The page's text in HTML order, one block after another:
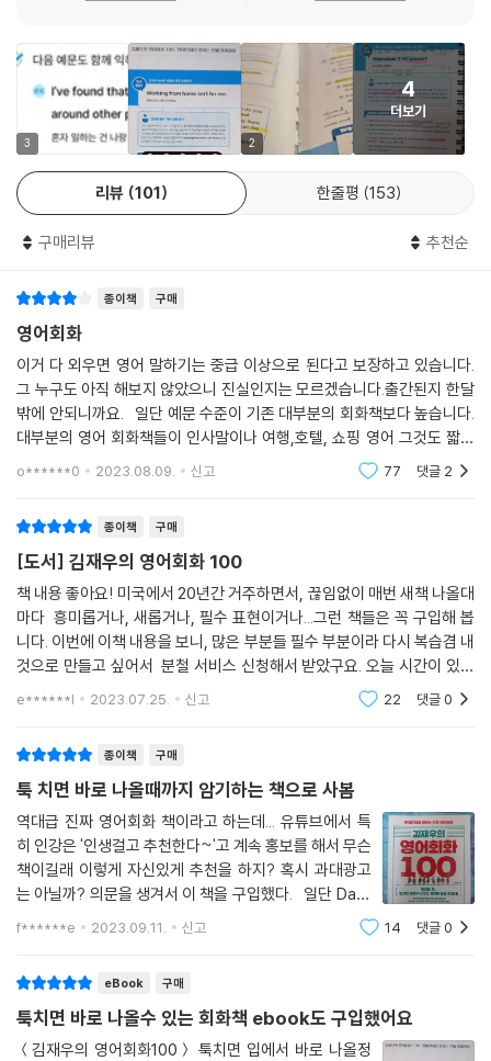
Are you drinking coffee at this hour?
DAY 028 쓰임새가 다양한 grab 활용하기
You wanna grab some breakfast?
DAY 029 적응/익숙함에 대해 말하기
I can’t really get used to the smell.
DAY 031 think of A as B로 비유 나타내기
Think of it as a compliment.
DAY 032 상대에 대한 이해 표현하기
That explains why you have a southern accent.
I just wanted to make sure we are still on for tonight.
DAY 034 기대 또는 고대하는 일 말하기
I look forward to hearing from you.
DAY 035 기분이나 느낌 자연스럽게 묻기
What is it like working as an Analytical Lead at Google?
I’d like to get this steak cooked a little more.
DAY 037 무엇을 할 것인지 물어보기
What are you up to tomorrow night?
DAY 038 타이밍에 대해 말하기
You caught me just in time.
Is that for here or to go?
DAY 040 How를 이용해 의견 묻기
주 사용하는 보편적인 표현으로 구성
네 번째, 이 책으로 말하기를 연습했을 때 원어민과 대화하기가 수월해지
고, 미드를 시청하면서 ‘듣기’가 원활해질 수 있도록 구성
다섯 번째, 아무리 좋은 원어민식 표현도 내 입에 안 붙으면 “빛 좋은 개살
구”라는 점을 고려해 입에 착 붙을 수 있는 표현과 문장으로 된 대화문으로
구성
여섯 번째, 원어민이 입에 달고 사는 패턴과 표현을 최대한 농축함으로써 1
가르치고 밀도있게 관찰하면서 한국인의 영어와 원어민의 영어의 차이점
을 누구보다 잘 알기에, 외국에 나가지 않아도 충분히 원어민처럼 구사할
수 있도록 20년 영어 교육 노하우를 집약한 책이 바로 『김재우의 영어회화
100』이다.
이제 막 영어에 관심을 갖게 된 분들에게는 바로 써먹을 수 있는 알짜 영어
표현을 알려주고, 말은 통하지만 아직도 단답형에 머물어 답답함을 느끼는
다면 100일 후, 분명 당신의 입에서 나오는 영어에 놀랄 것이다!
3 2
4
더보기
리뷰 101 한줄평 153
구매리뷰 추천순
종이책 구매
영어회화
이거 다 외우면 영어 말하기는 중급 이상으로 된다고 보장하고 있습니다.
그 누구도 아직 해보지 않았으니 진실인지는 모르겠습니다.출간된지 한달
밖에 안되니까요. 일단 예문 수준이 기존 대부분의 회화책보다 높습니다.
대부분의 영어 회화책들이 인사말이나 여행,호텔, 쇼핑 영어 그것도 짧고
공식화된 문장 밖에 안 나오니까요. 그렇다고 토론 영어 수준으로 어려운
o******0 2023.08.09. 신고 77 댓글 2
종이책 구매
[도서] 김재우의 영어회화 100
책 내용 좋아요! 미국에서 20년간 거주하면서, 끊임없이 매번 새책 나올대
마다 흥미롭거나, 새롭거나, 필수 표현이거나...그런 책들은 꼭 구입해 봅
니다. 이번에 이책 내용을 보니, 많은 부분들 필수 부분이라 다시 복습겸 내
것으로 만들고 싶어서 분철 서비스 신청해서 받았구요. 오늘 시간이 있어
서 day 1 공부해봤는데, 혼자 하셔도 괜찮지만,mp3 들으면서 문장 외울
e******l 2023.07.25. 신고 22 댓글0
종이책 구매
툭 치면 바로 나올때까지 암기하는 책으로 사봄
역대급 진짜 영어회화 책이라고 하는데... 유튜브에서 특
히 인강은 '인생걸고 추천한다~'고 계속 홍보를 해서 무슨
책이길래 이렇게 자신있게 추천을 하지? 혹시 과대광고
는 아닐까? 의문을 생겨서 이 책을 구입했다. 일단 Day1
문장부터 보니 툭하면 입으로 바로 튀어나오게끔 영어로
암기하는데 만만치 않음을 느꼈다. 아니 정확히 말하면 D
f******e 2023.09.11. 신고 14 댓글0
eBook 구매
툭치면 바로 나올수 있는 회화책 ebook도 구입했어요
＜김재우의 영어회화100＞ 툭치면 입에서 바로 나올정